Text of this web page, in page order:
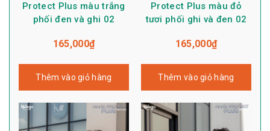
Protect Plus màu trắng
phối đen và ghi 02
165,000₫
Thêm vào giỏ hàng
Protect Plus màu đỏ
tươi phối ghi và đen 02
165,000₫
Thêm vào giỏ hàng